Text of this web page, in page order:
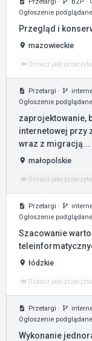
Ogłoszenie
Przegląd i
mazowieckie
Oznacz jako
Przetargi ·
Ogłoszenie
zaprojektowanie,
internetowej przy
wraz z migracją...
małopolskie
Oznacz jako
Przetargi ·
Ogłoszenie
Szacowanie
łódzkie
Oznacz jako
Przetargi ·
Ogłoszenie
Wykonanie